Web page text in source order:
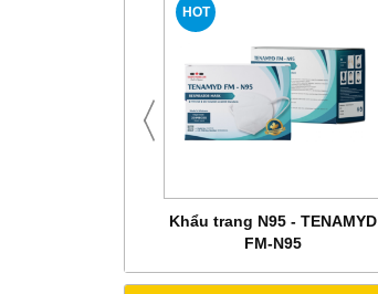
HOT
Khẩu trang N95 - TENAMYD
FM-N95